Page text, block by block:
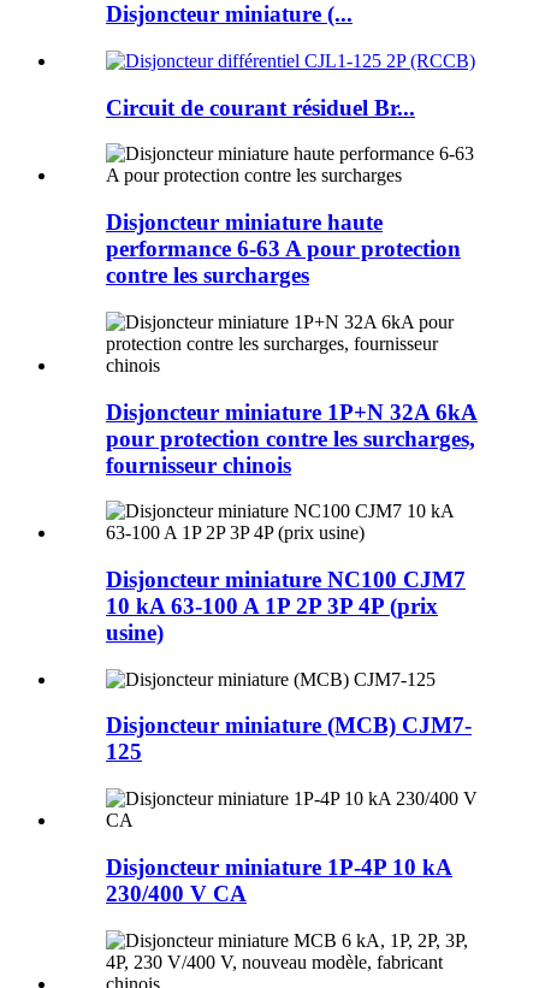
Disjoncteur miniature (...
Circuit de courant résiduel Br...
Disjoncteur miniature haute
performance 6-63 A pour protection
contre les surcharges
Disjoncteur miniature 1P+N 32A 6kA
pour protection contre les surcharges,
fournisseur chinois
Disjoncteur miniature NC100 CJM7
10 kA 63-100 A 1P 2P 3P 4P (prix
usine)
Disjoncteur miniature (MCB) CJM7-
125
Disjoncteur miniature 1P-4P 10 kA
230/400 V CA